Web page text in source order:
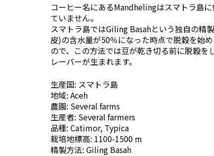
コーヒー名にあるMandhelingはスマトラ島
ていません。
スマトラ島ではGiling Basahという独自の精
皮)の含水量が50％になった時点で脱穀を始
ので、この方法では豆が乾き切る前に脱穀
レーバーが生まれます。
生産国: スマトラ島
地域: Aceh
農園: Several farms
生産者: Several farmers
品種: Catimor, Typica
栽培地標高: 1100-1500 m
精製方法: Giling Basah